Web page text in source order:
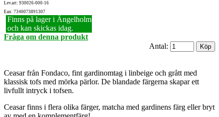
Lev.art: 930026-000-16
Ean: 7340073891307
Finns på lager i Ängelholm
och kan skickas idag.
Fråga om denna produkt
Antal:
Ceasar från Fondaco, fint gardinomtag i linbeige och grått med
klassisk tofs med mörka pärlor. De blandade färgerna skapar ett
livfullt intryck i tofsen.
Ceasar finns i flera olika färger, matcha med gardinens färg eller bryt